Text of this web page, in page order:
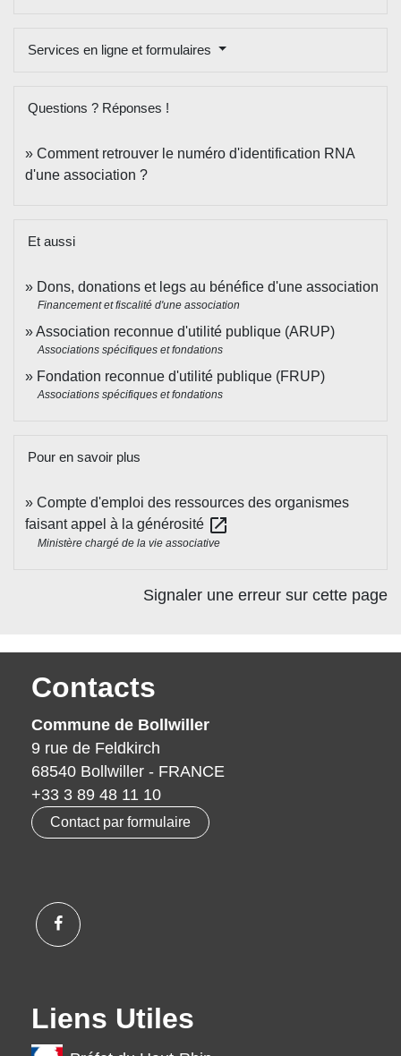
Services en ligne et formulaires
Questions ? Réponses !
Comment retrouver le numéro d'identification RNA
d'une association ?
Et aussi
Dons, donations et legs au bénéfice d'une association
Financement et fiscalité d'une association
Association reconnue d'utilité publique (ARUP)
Associations spécifiques et fondations
Fondation reconnue d'utilité publique (FRUP)
Associations spécifiques et fondations
Pour en savoir plus
Compte d'emploi des ressources des organismes
faisant appel à la générosité open_in_new
Ministère chargé de la vie associative
Signaler une erreur sur cette page
Contacts
Commune de Bollwiller
9 rue de Feldkirch
68540 Bollwiller - FRANCE
+33 3 89 48 11 10
Contact par formulaire
Liens Utiles